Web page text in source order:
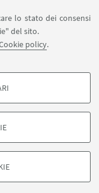
lo stato dei consensi
del sito.
policy.
sul sito, per analisi
- Università di
01131710376 - CF:
e accessibilità